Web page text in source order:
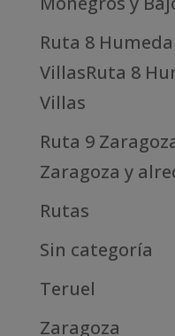
Ruta 8
VillasRuta 8
Villas
Ruta 9
Zaragoza y
Rutas
Sin categoría
Teruel
Zaragoza